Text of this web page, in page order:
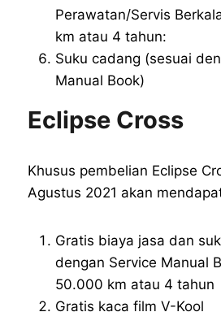
Perawatan/Servis
km atau 4 tahun:
Suku cadang (sesuai
Manual Book)
Eclipse Cross
Khusus pembelian Eclipse
Agustus 2021 akan
Gratis biaya jasa dan
dengan Service Manual
50.000 km atau 4 tahun
Gratis kaca film V-Kool